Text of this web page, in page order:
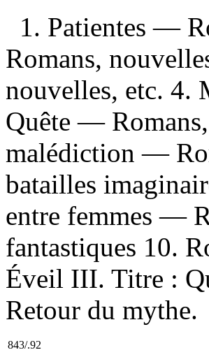
1. Patientes —
Romans,
nouvelles, etc. 4.
Quête —
malédiction —
batailles
entre femmes —
fantastiques 10.
Éveil III. Titre :
Retour du mythe.
843/.92